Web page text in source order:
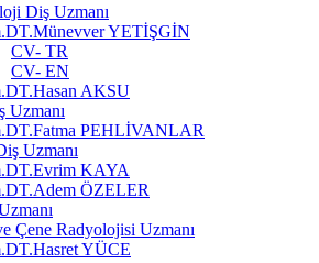
Diş Uzmanı
YETİŞGİN
CV- TR
CV- EN
AKSU
Uzmanı
PEHLİVANLAR
Uzmanı
KAYA
ÖZELER
Çene Radyolojisi Uzmanı
YÜCE